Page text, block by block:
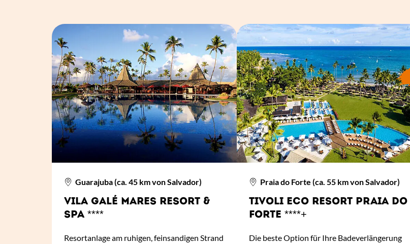
Guarajuba (ca. 45 km von Salvador)
VILA GALÉ MARES RESORT &
SPA ****
Resortanlage am ruhigen, feinsandigen Strand
Praia do Forte (ca. 55 km von Salvador)
TIVOLI ECO RESORT PRAIA DO
FORTE ****+
Die beste Option für Ihre Badeverlängerung